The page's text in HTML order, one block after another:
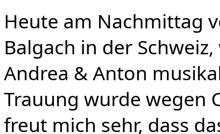
Heute am Nachmittag
Balgach in der
Andrea & Anton
Trauung wurde wegen
freut mich sehr, dass